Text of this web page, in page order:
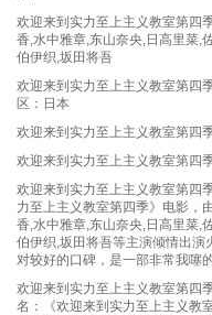
欢迎来到实力至上主义教室第四
香,水中雅章,东山奈央,日高里菜,
伯伊织,坂田将吾
欢迎来到实力至上主义教室第四
区：日本
欢迎来到实力至上主义教室第四
欢迎来到实力至上主义教室第四
欢迎来到实力至上主义教室第四
力至上主义教室第四季》电影，
香,水中雅章,东山奈央,日高里菜,
伯伊织,坂田将吾等主演倾情出
对较好的口碑，是一部非常我噻
欢迎来到实力至上主义教室第四
名：《欢迎来到实力至上主义教